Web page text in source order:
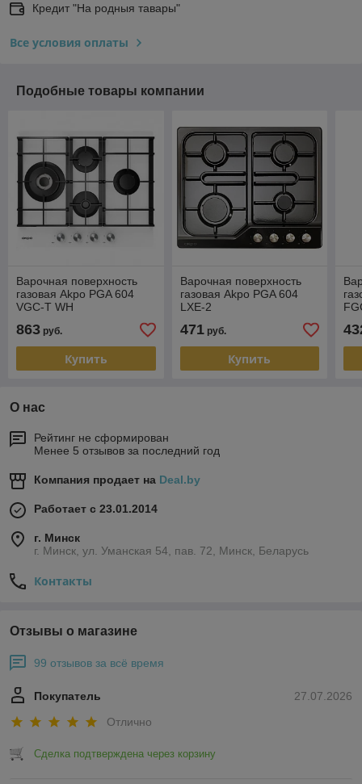
Кредит "На родныя тавары"
Все условия оплаты
Подобные товары компании
Варочная поверхность
газовая Akpo PGA 604
VGC-T WH
863 руб.
Купить
Варочная поверхность
газовая Akpo PGA 604
LXE-2
471руб.
Купить
О нас
Рейтинг не сформирован
Менее 5 отзывов за последний год
Компания продает на Deal.by
Работает с 23.01.2014
г. Минск
г. Минск, ул. Уманская 54, пав. 72, Минск, Беларусь
Контакты
Отзывы о магазине
99 отзывов за всё время
27.07.2026
Покупатель
Отлично
Сделка подтверждена через корзину